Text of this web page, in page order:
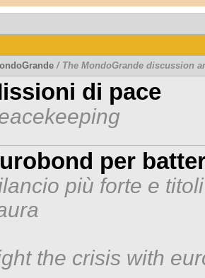
/ The MondoGrande discussion
di pace
per
più forte e
the crisis with